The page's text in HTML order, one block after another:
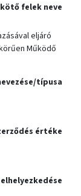
felek neve
eljáró
Működő
típusa
értéke